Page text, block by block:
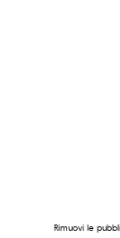
Rimuovi le